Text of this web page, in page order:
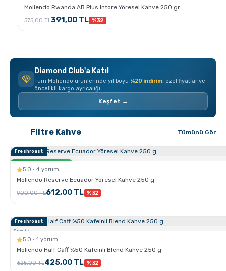
Moliendo Rwanda AB Plus Intore Yöresel Kahve 250 gr.
575,00 TL391,00 TL %32
Diamond Club'a Katıl
Tüm Moliendo ürünlerinde yıl boyu %20 indirim, özel fiyatlar ve
öncelikli kargo ayrıcalığı
Keşfet →
Filtre Kahve Tümünü Gör
Freshroast
Sertlik:
5.0 · 4 yorum
Moliendo Reserve Ecuador Yöresel Kahve 250 g
900,00 TL612,00 TL %32
Freshroast
Sertlik:
5.0 · 1 yorum
Moliendo Half Caff %50 Kafeinli Blend Kahve 250 g
625,00 TL425,00 TL %32